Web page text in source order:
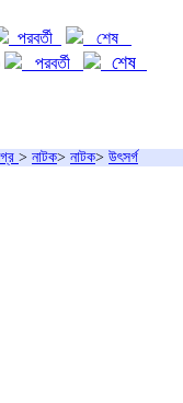
পরবর্তী
শেষ
পরবর্তী শেষ
> নাটক> নাটক> উৎসর্গ